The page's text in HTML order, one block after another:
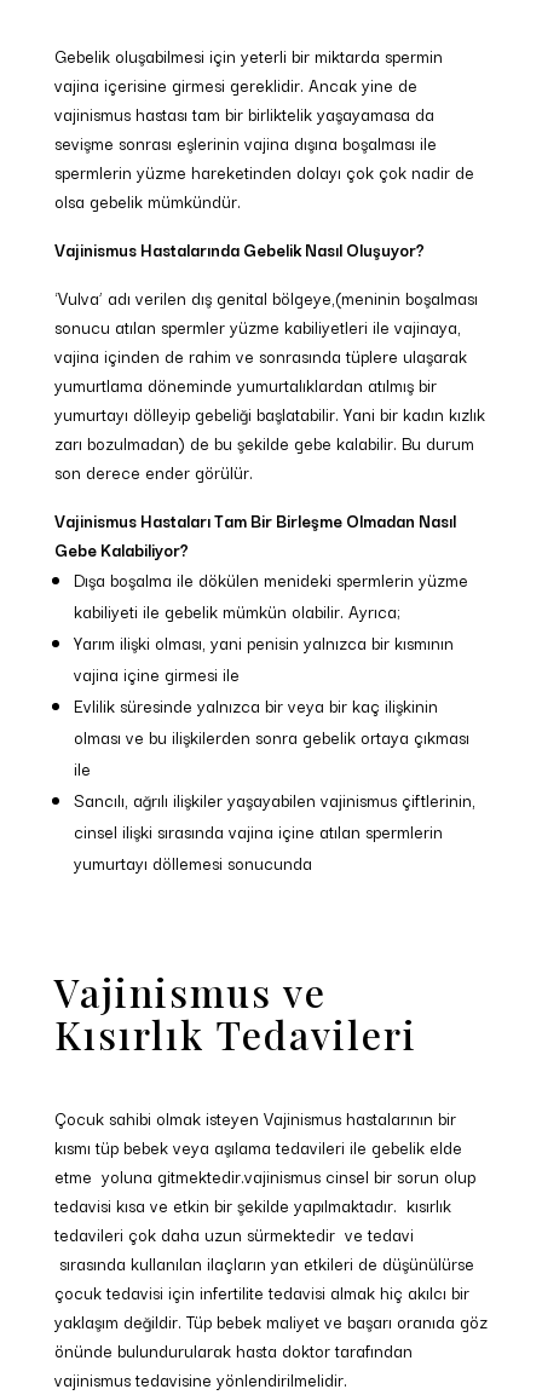
Gebelik oluşabilmesi için yeterli bir miktarda spermin
vajina içerisine girmesi gereklidir. Ancak yine de
vajinismus hastası tam bir birliktelik yaşayamasa da
sevişme sonrası eşlerinin vajina dışına boşalması ile
spermlerin yüzme hareketinden dolayı çok çok nadir de
olsa gebelik mümkündür.
Vajinismus Hastalarında Gebelik Nasıl Oluşuyor?
‘Vulva’ adı verilen dış genital bölgeye,(meninin boşalması
sonucu atılan spermler yüzme kabiliyetleri ile vajinaya,
vajina içinden de rahim ve sonrasında tüplere ulaşarak
yumurtlama döneminde yumurtalıklardan atılmış bir
yumurtayı dölleyip gebeliği başlatabilir. Yani bir kadın kızlık
zarı bozulmadan) de bu şekilde gebe kalabilir. Bu durum
son derece ender görülür.
Vajinismus Hastaları Tam Bir Birleşme Olmadan Nasıl
Gebe Kalabiliyor?
Dışa boşalma ile dökülen menideki spermlerin yüzme
kabiliyeti ile gebelik mümkün olabilir. Ayrıca;
Yarım ilişki olması, yani penisin yalnızca bir kısmının
vajina içine girmesi ile
Evlilik süresinde yalnızca bir veya bir kaç ilişkinin
olması ve bu ilişkilerden sonra gebelik ortaya çıkması
ile
Sancılı, ağrılı ilişkiler yaşayabilen vajinismus çiftlerinin,
cinsel ilişki sırasında vajina içine atılan spermlerin
yumurtayı döllemesi sonucunda
Vajinismus ve
Kısırlık Tedavileri
Çocuk sahibi olmak isteyen Vajinismus hastalarının bir
kısmı tüp bebek veya aşılama tedavileri ile gebelik elde
etme yoluna gitmektedir.vajinismus cinsel bir sorun olup
tedavisi kısa ve etkin bir şekilde yapılmaktadır. kısırlık
tedavileri çok daha uzun sürmektedir ve tedavi
sırasında kullanılan ilaçların yan etkileri de düşünülürse
çocuk tedavisi için infertilite tedavisi almak hiç akılcı bir
yaklaşım değildir. Tüp bebek maliyet ve başarı oranıda göz
önünde bulundurularak hasta doktor tarafından
vajinismus tedavisine yönlendirilmelidir.